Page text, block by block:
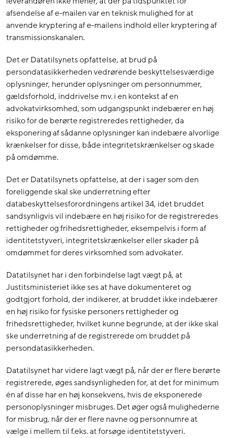
afsendelse af e-mailen var en teknisk mulighed for at
anvende kryptering af e-mailens indhold eller kryptering af
transmissionskanalen.
Det er Datatilsynets opfattelse, at brud på
persondatasikkerheden vedrørende beskyttelsesværdige
oplysninger, herunder oplysninger om personnummer,
gældsforhold, inddrivelse mv. i en kontekst af en
advokatvirksomhed, som udgangspunkt indebærer en høj
risiko for de berørte registreredes rettigheder, da
eksponering af sådanne oplysninger kan indebære alvorlige
krænkelser for disse, både integritetskrænkelser og skade
på omdømme.
Det er Datatilsynets opfattelse, at der i sager som den
foreliggende skal ske underretning efter
databeskyttelsesforordningens artikel 34, idet bruddet
sandsynligvis vil indebære en høj risiko for de registreredes
rettigheder og frihedsrettigheder, eksempelvis i form af
identitetstyveri, integritetskrænkelser eller skader på
omdømmet for deres virksomhed som advokater.
Datatilsynet har i den forbindelse lagt vægt på, at
Justitsministeriet ikke ses at have dokumenteret og
godtgjort forhold, der indikerer, at bruddet ikke indebærer
en høj risiko for fysiske personers rettigheder og
frihedsrettigheder, hvilket kunne begrunde, at der ikke skal
ske underretning af de registrerede om bruddet på
persondatasikkerheden.
Datatilsynet har videre lagt vægt på, når der er flere berørte
registrerede, øges sandsynligheden for, at det for minimum
én af disse har en høj konsekvens, hvis de eksponerede
personoplysninger misbruges. Det øger også mulighederne
for misbrug, når der er flere navne og personnumre at
vælge i mellem til f.eks. at forsøge identitetstyveri.